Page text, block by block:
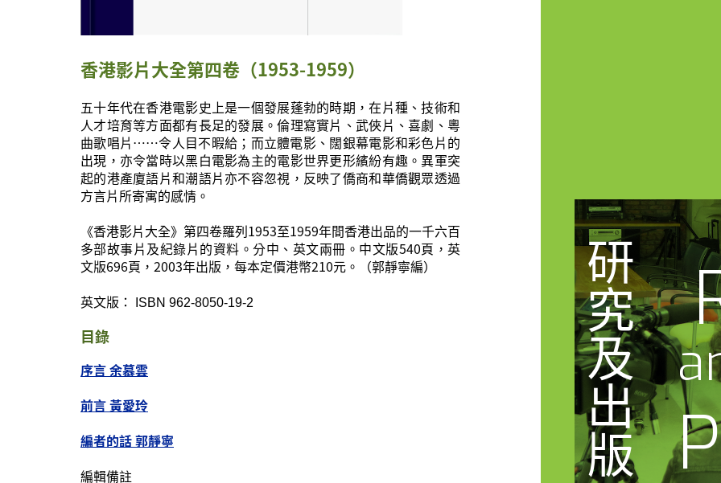
研
究
及
出
版
香港影片大全第四卷（1953-1959）
五十年代在香港電影史上是一個發展蓬勃的時期，在片種、技術和
人才培育等方面都有長足的發展。倫理寫實片、武俠片、喜劇、粵
曲歌唱片……令人目不暇給；而立體電影、闊銀幕電影和彩色片的
出現，亦令當時以黑白電影為主的電影世界更形繽紛有趣。異軍突
起的港產廈語片和潮語片亦不容忽視，反映了僑商和華僑觀眾透過
方言片所寄寓的感情。
《香港影片大全》第四卷羅列1953至1959年間香港出品的一千六百
多部故事片及紀錄片的資料。分中、英文兩冊。中文版540頁，英
文版696頁，2003年出版，每本定價港幣210元。（郭靜寧編）
英文版：
ISBN 962-8050-19-2
目錄
序言 余慕雲
前言 黃愛玲
編者的話 郭靜寧
編輯備註